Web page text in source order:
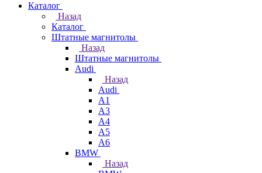
Каталог
Назад
Каталог
Штатные магнитолы
Назад
Штатные магнитолы
Audi
Назад
Audi
A1
A3
A4
A5
A6
BMW
Назад